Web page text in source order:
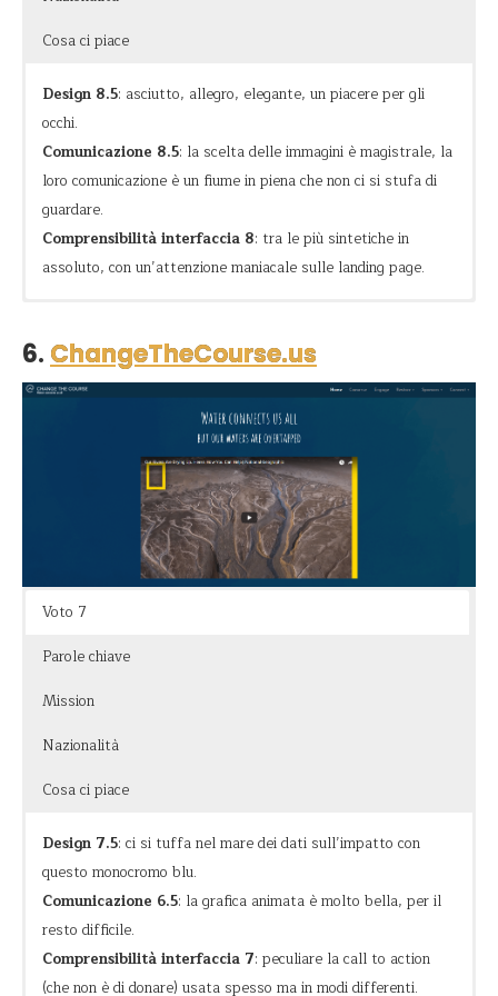
Cosa ci piace
Design 8.5: asciutto, allegro, elegante, un piacere per gli
occhi.
Comunicazione 8.5: la scelta delle immagini è magistrale, la
loro comunicazione è un fiume in piena che non ci si stufa di
guardare.
Comprensibilità interfaccia 8: tra le più sintetiche in
assoluto, con un’attenzione maniacale sulle landing page.
Vitalità
immediatamente dal loro sito web. Utilizzano magistralmente
immagini, video e colori per descrivere la propria mission,
comunicando la speranza nei sorrisi di chi ha tanto poco
quanto un bicchiere d’acqua.
Non c’è niente che non vada bene nel loro sito: dalla pagina
delle donazioni semplice ed intuitiva (con un tocco di classe
della navbar assente, che impedisce le vie di fuga dal dono),
alla pagina dei progetti svolti, con la mappa globale di tutti i
pozzi d’acqua scavati grazie alle donazioni.
6. ChangeTheCourse.us
Voto 7
Parole chiave
Mission
Nazionalità
Cosa ci piace
Design 7.5: ci si tuffa nel mare dei dati sull’impatto con
questo monocromo blu.
Comunicazione 6.5: la grafica animata è molto bella, per il
resto difficile.
Comprensibilità interfaccia 7: peculiare la call to action
(che non è di donare) usata spesso ma in modi differenti.